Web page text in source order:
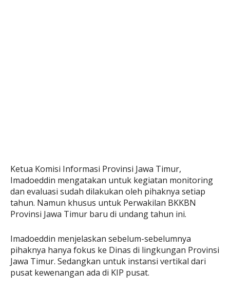
Ketua Komisi Informasi Provinsi Jawa Timur,
Imadoeddin mengatakan untuk kegiatan monitoring
dan evaluasi sudah dilakukan oleh pihaknya setiap
tahun. Namun khusus untuk Perwakilan BKKBN
Provinsi Jawa Timur baru di undang tahun ini.
Imadoeddin menjelaskan sebelum-sebelumnya
pihaknya hanya fokus ke Dinas di lingkungan Provinsi
Jawa Timur. Sedangkan untuk instansi vertikal dari
pusat kewenangan ada di KIP pusat.